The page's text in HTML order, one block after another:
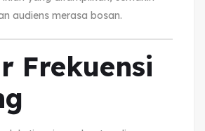
audiens merasa bosan.
Frekuensi